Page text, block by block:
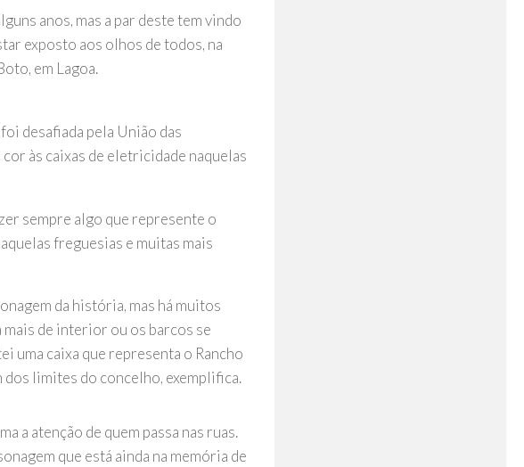
anos, mas a par deste tem vindo
exposto aos olhos de todos, na
em Lagoa.
desafiada pela União das
às caixas de eletricidade naquelas
sempre algo que represente o
freguesias e muitas mais
da história, mas há muitos
de interior ou os barcos se
uma caixa que representa o Rancho
dos limites do concelho, exemplifica.
a atenção de quem passa nas ruas.
que está ainda na memória de